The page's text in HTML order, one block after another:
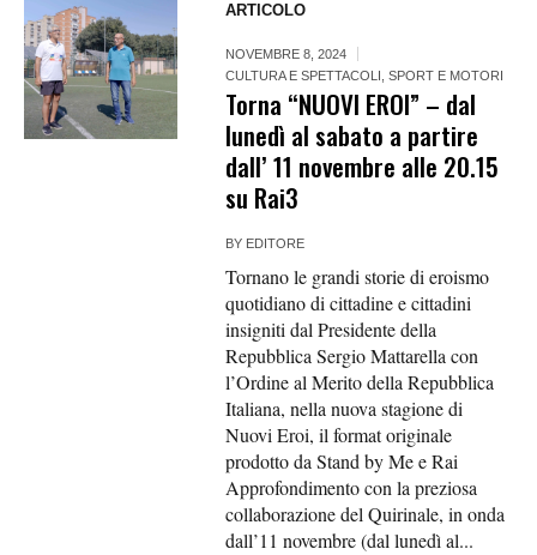
ARTICOLO
NOVEMBRE 8, 2024
CULTURA E SPETTACOLI ,SPORT E MOTORI
Torna “NUOVI EROI” – dal
lunedì al sabato a partire
dall’ 11 novembre alle 20.15
su Rai3
BY EDITORE
Tornano le grandi storie di eroismo
quotidiano di cittadine e cittadini
insigniti dal Presidente della
Repubblica Sergio Mattarella con
l’Ordine al Merito della Repubblica
Italiana, nella nuova stagione di
Nuovi Eroi, il format originale
prodotto da Stand by Me e Rai
Approfondimento con la preziosa
collaborazione del Quirinale, in onda
dall’11 novembre (dal lunedì al...